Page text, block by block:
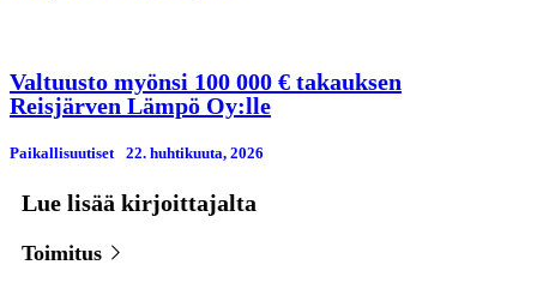
Valtuusto myönsi 100 000 € takauksen
Reisjärven Lämpö Oy:lle
Paikallisuutiset 22. huhtikuuta, 2026
Lue lisää kirjoittajalta
Toimitus